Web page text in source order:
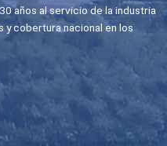
años al servicio de la industria
y cobertura nacional en los